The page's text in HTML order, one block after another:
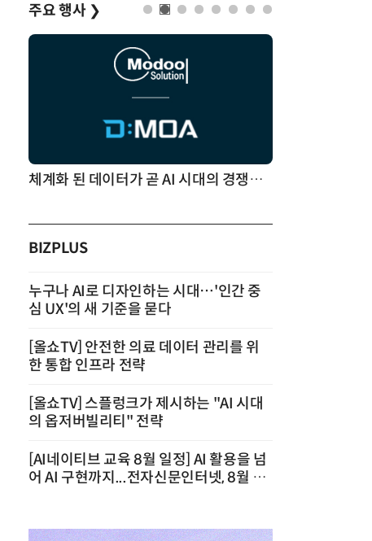
주요 행사 ❯
체계화 된 데이터가 곧 AI 시대의 경쟁력이다
BIZPLUS
누구나 AI로 디자인하는 시대…'인간 중
심 UX'의 새 기준을 묻다
[올쇼TV] 안전한 의료 데이터 관리를 위
한 통합 인프라 전략
[올쇼TV] 스플렁크가 제시하는 "AI 시대
의 옵저버빌리티" 전략
[AI네이티브 교육 8월 일정] AI 활용을 넘
어 AI 구현까지...전자신문인터넷, 8월 실